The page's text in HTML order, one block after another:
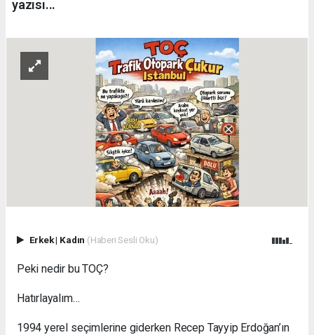
yazısı...
Erkek| Kadın (Haberi Sesli Oku)
Peki nedir bu TOÇ?
Hatırlayalım…
1994 yerel seçimlerine giderken Recep Tayyip Erdoğan’ın